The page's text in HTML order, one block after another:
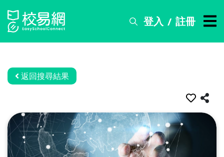
登入 / 註冊
搜
務
資
訊
關
返回搜尋結果